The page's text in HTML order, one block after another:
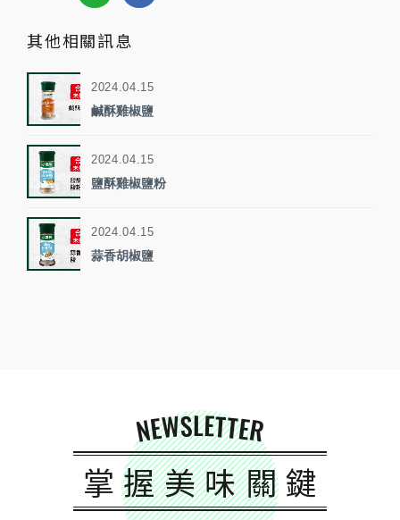
其他相關訊息
2024.04.15
鹹酥雞椒鹽
2024.04.15
鹽酥雞椒鹽粉
2024.04.15
蒜香胡椒鹽
NEWSLETTER
掌握美味關鍵